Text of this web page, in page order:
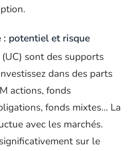
: potentiel et risque
sont des supports
dans des parts
actions, fonds
fonds mixtes… La
avec les marchés.
sur le